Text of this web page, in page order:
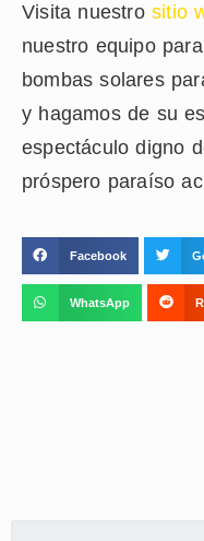
Visita nuestro sitio
nuestro equipo
bombas solares
y hagamos de su
espectáculo digno
próspero paraíso
Facebook
WhatsApp